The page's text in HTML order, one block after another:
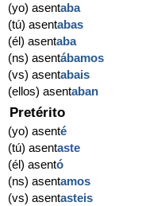
(yo) asentaba
(tú) asentabas
(él) asentaba
(ns) asentábamos
(vs) asentabais
(ellos) asentaban
Pretérito
(yo) asenté
(tú) asentaste
(él) asentó
(ns) asentamos
(vs) asentasteis